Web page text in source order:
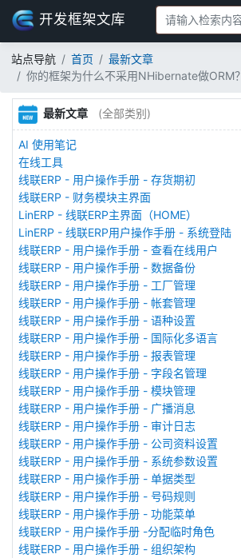
开发框架文库
站点导航 首页
最新文章
你的框架为什么不采用NHibernate做ORM？
最新文章 (全部类别)
AI 使用笔记
在线工具
线联ERP - 用户操作手册 - 存货期初
线联ERP - 财务模块主界面
LinERP - 线联ERP主界面（HOME）
LinERP - 线联ERP用户操作手册 - 系统登陆
线联ERP - 用户操作手册 - 查看在线用户
线联ERP - 用户操作手册 - 数据备份
线联ERP - 用户操作手册 - 工厂管理
线联ERP - 用户操作手册 - 帐套管理
线联ERP - 用户操作手册 - 语种设置
线联ERP - 用户操作手册 - 国际化多语言
线联ERP - 用户操作手册 - 报表管理
线联ERP - 用户操作手册 - 字段名管理
线联ERP - 用户操作手册 - 模块管理
线联ERP - 用户操作手册 - 广播消息
线联ERP - 用户操作手册 - 审计日志
线联ERP - 用户操作手册 - 公司资料设置
线联ERP - 用户操作手册 - 系统参数设置
线联ERP - 用户操作手册 - 单据类型
线联ERP - 用户操作手册 - 号码规则
线联ERP - 用户操作手册 - 功能菜单
线联ERP - 用户操作手册 -分配临时角色
线联ERP - 用户操作手册 - 组织架构